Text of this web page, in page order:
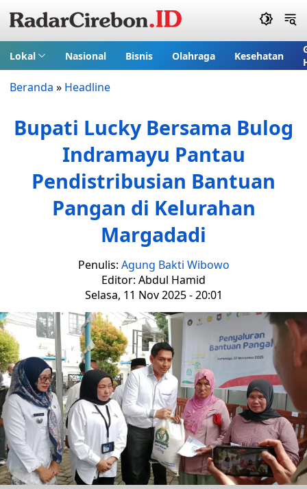
Lokal Nasional Bisnis Olahraga Kesehatan
Beranda » Headline
Bupati Lucky Bersama Bulog
Indramayu Pantau
Pendistribusian Bantuan
Pangan di Kelurahan
Margadadi
Penulis: Agung Bakti Wibowo
Editor: Abdul Hamid
Selasa, 11 Nov 2025 - 20:01